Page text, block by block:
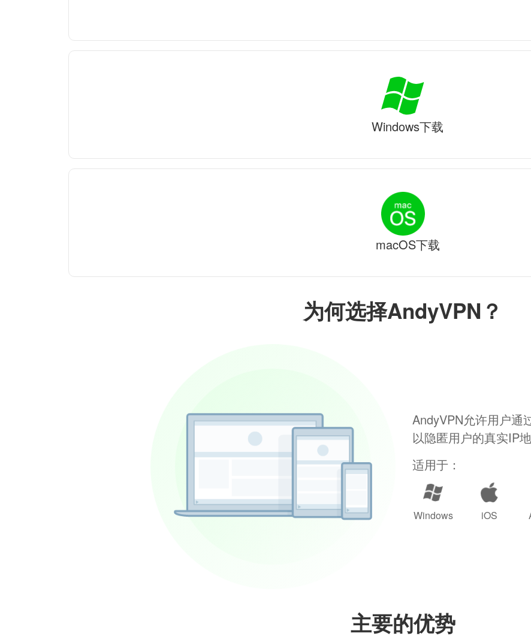
为何选择AndyVPN？
AndyVPN允许用户通
以隐匿用户的真实IP
适用于：
Windows iOS
主要的优势
Windows下载
macOS下载